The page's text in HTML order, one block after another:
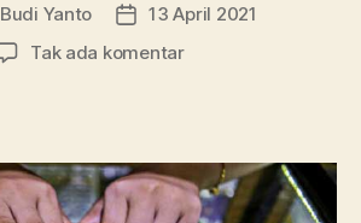
Budi Yanto
Tanggal
13 April 2021
Tak ada komentarpada
Hari
Ini,